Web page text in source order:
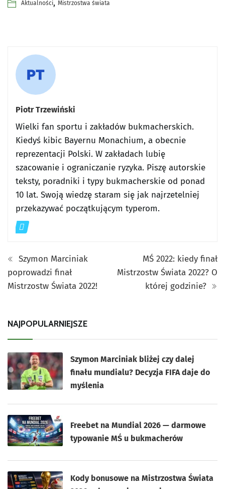
Aktualności, Mistrzostwa świata
Piotr Trzewiński
Wielki fan sportu i zakładów bukmacherskich.
Kiedyś kibic Bayernu Monachium, a obecnie
reprezentacji Polski. W zakładach lubię
szacowanie i ograniczanie ryzyka. Piszę autorskie
teksty, poradniki i typy bukmacherskie od ponad
10 lat. Swoją wiedzę staram się jak najrzetelniej
przekazywać początkującym typerom.
Szymon Marciniak
poprowadzi finał
Mistrzostw Świata 2022!
MŚ 2022: kiedy finał
Mistrzostw Świata 2022? O
której godzinie?
NAJPOPULARNIEJSZE
Szymon Marciniak bliżej czy dalej
finału mundialu? Decyzja FIFA daje do
myślenia
Freebet na Mundial 2026 — darmowe
typowanie MŚ u bukmacherów
Kody bonusowe na Mistrzostwa Świata